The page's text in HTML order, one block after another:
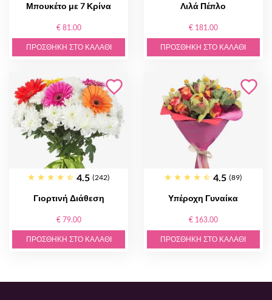
Μπουκέτο με 7 Κρίνα
€ 81.00
ΠΡΟΣΘΉΚΗ ΣΤΟ ΚΑΛΆΘΙ
Λιλά Πέπλο
€ 181.00
ΠΡΟΣΘΉΚΗ ΣΤΟ ΚΑΛΆΘΙ
4.5 (242)
Γιορτινή Διάθεση
€ 79.00
ΠΡΟΣΘΉΚΗ ΣΤΟ ΚΑΛΆΘΙ
4.5 (89)
Υπέροχη Γυναίκα
€ 163.00
ΠΡΟΣΘΉΚΗ ΣΤΟ ΚΑΛΆΘΙ